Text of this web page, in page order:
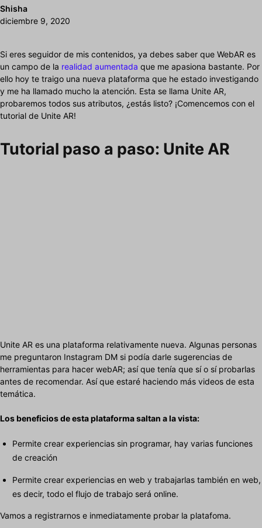
Shisha
diciembre 9, 2020
Si eres seguidor de mis contenidos, ya debes saber que WebAR es
un campo de la realidad aumentada que me apasiona bastante. Por
ello hoy te traigo una nueva plataforma que he estado investigando
y me ha llamado mucho la atención. Esta se llama Unite AR,
probaremos todos sus atributos, ¿estás listo? ¡Comencemos con el
tutorial de Unite AR!
Tutorial paso a paso: Unite AR
Unite AR es una plataforma relativamente nueva. Algunas personas
me preguntaron Instagram DM si podía darle sugerencias de
herramientas para hacer webAR; así que tenía que sí o sí probarlas
antes de recomendar. Así que estaré haciendo más videos de esta
temática.
Los beneficios de esta plataforma saltan a la vista:
Permite crear experiencias sin programar, hay varias funciones
de creación
Permite crear experiencias en web y trabajarlas también en web,
es decir, todo el flujo de trabajo será online.
Vamos a registrarnos e inmediatamente probar la platafoma.